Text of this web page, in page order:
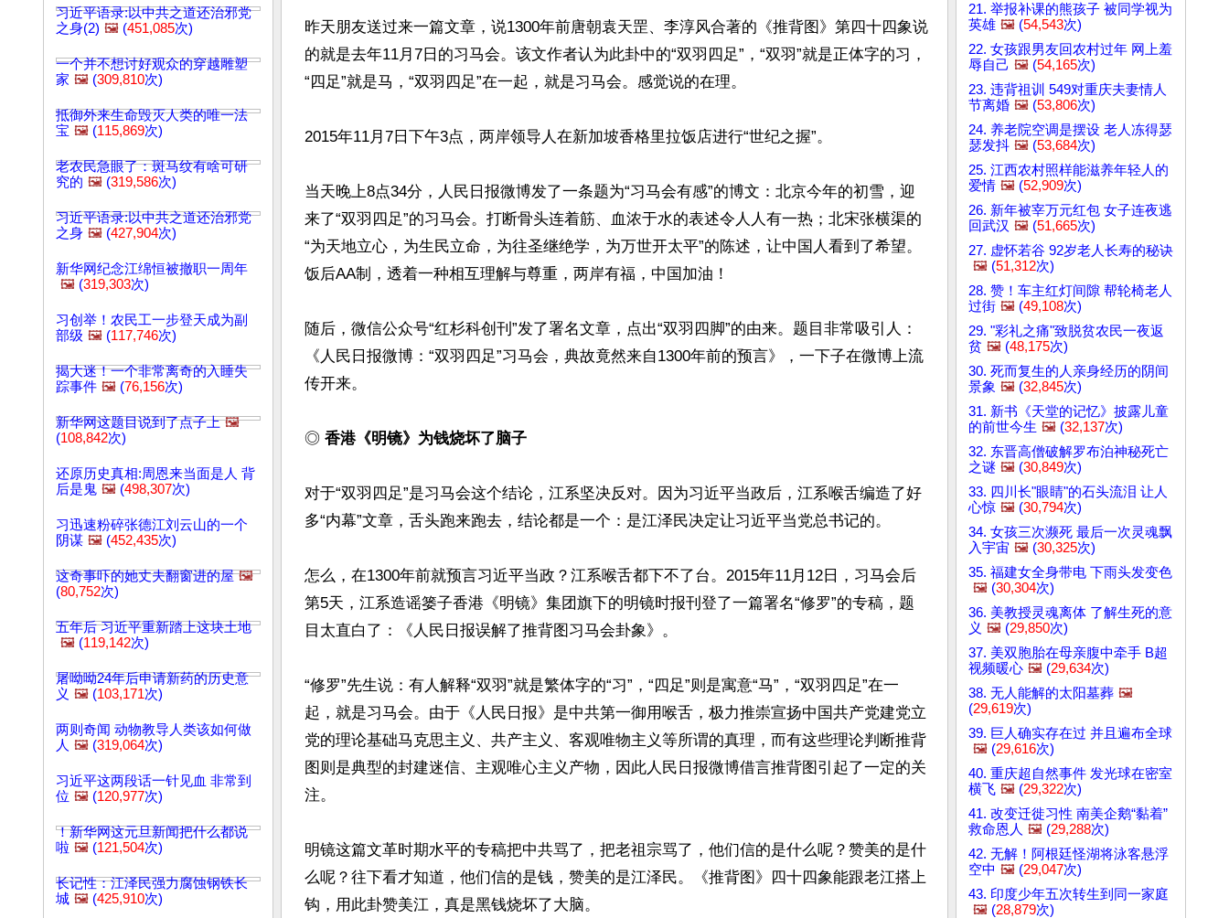
习近平语录:以中共之道还治邪党
之身(2) 🖼️ (451,085次)
一个并不想讨好观众的穿越雕塑
家 🖼️ (309,810次)
抵御外来生命毁灭人类的唯一法
宝 🖼️ (115,869次)
老农民急眼了：斑马纹有啥可研
究的 🖼️ (319,586次)
习近平语录:以中共之道还治邪党
之身 🖼️ (427,904次)
新华网纪念江绵恒被撤职一周年
🖼️ (319,303次)
习创举！农民工一步登天成为副
部级 🖼️ (117,746次)
揭大迷！一个非常离奇的入睡失
踪事件 🖼️ (76,156次)
新华网这题目说到了点子上 🖼️
(108,842次)
还原历史真相:周恩来当面是人 背
后是鬼 🖼️ (498,307次)
习迅速粉碎张德江刘云山的一个
阴谋 🖼️ (452,435次)
这奇事吓的她丈夫翻窗进的屋 🖼️
(80,752次)
五年后 习近平重新踏上这块土地
🖼️ (119,142次)
屠呦呦24年后申请新药的历史意
义 🖼️ (103,171次)
两则奇闻 动物教导人类该如何做
人 🖼️ (319,064次)
习近平这两段话一针见血 非常到
位 🖼️ (120,977次)
！新华网这元旦新闻把什么都说
啦 🖼️ (121,504次)
长记性：江泽民强力腐蚀钢铁长
城 🖼️ (425,910次)
昨天朋友送过来一篇文章，说1300年前唐朝袁天罡、李淳风合著的《推背图》第四十四象说
的就是去年11月7日的习马会。该文作者认为此卦中的“双羽四足”，“双羽”就是正体字的习，
“四足”就是马，“双羽四足”在一起，就是习马会。感觉说的在理。
2015年11月7日下午3点，两岸领导人在新加坡香格里拉饭店进行“世纪之握”。
当天晚上8点34分，人民日报微博发了一条题为“习马会有感”的博文：北京今年的初雪，迎
来了“双羽四足”的习马会。打断骨头连着筋、血浓于水的表述令人人有一热；北宋张横渠的
“为天地立心，为生民立命，为往圣继绝学，为万世开太平”的陈述，让中国人看到了希望。
饭后AA制，透着一种相互理解与尊重，两岸有福，中国加油！
随后，微信公众号“红杉科创刊”发了署名文章，点出“双羽四脚”的由来。题目非常吸引人：
《人民日报微博：“双羽四足”习马会，典故竟然来自1300年前的预言》，一下子在微博上流
传开来。
◎ 香港《明镜》为钱烧坏了脑子
对于“双羽四足”是习马会这个结论，江系坚决反对。因为习近平当政后，江系喉舌编造了好
多“内幕”文章，舌头跑来跑去，结论都是一个：是江泽民决定让习近平当党总书记的。
怎么，在1300年前就预言习近平当政？江系喉舌都下不了台。2015年11月12日，习马会后
第5天，江系造谣篓子香港《明镜》集团旗下的明镜时报刊登了一篇署名“修罗”的专稿，题
目太直白了：《人民日报误解了推背图习马会卦象》。
“修罗”先生说：有人解释“双羽”就是繁体字的“习”，“四足”则是寓意“马”，“双羽四足”在一
起，就是习马会。由于《人民日报》是中共第一御用喉舌，极力推崇宣扬中国共产党建党立
党的理论基础马克思主义、共产主义、客观唯物主义等所谓的真理，而有这些理论判断推背
图则是典型的封建迷信、主观唯心主义产物，因此人民日报微博借言推背图引起了一定的关
注。
明镜这篇文革时期水平的专稿把中共骂了，把老祖宗骂了，他们信的是什么呢？赞美的是什
么呢？往下看才知道，他们信的是钱，赞美的是江泽民。《推背图》四十四象能跟老江搭上
钩，用此卦赞美江，真是黑钱烧坏了大脑。
21. 举报补课的熊孩子 被同学视为
英雄 🖼️ (54,543次)
22. 女孩跟男友回农村过年 网上羞
辱自己 🖼️ (54,165次)
23. 违背祖训 549对重庆夫妻情人
节离婚 🖼️ (53,806次)
24. 养老院空调是摆设 老人冻得瑟
瑟发抖 🖼️ (53,684次)
25. 江西农村照样能滋养年轻人的
爱情 🖼️ (52,909次)
26. 新年被宰万元红包 女子连夜逃
回武汉 🖼️ (51,665次)
27. 虚怀若谷 92岁老人长寿的秘诀
🖼️ (51,312次)
28. 赞！车主红灯间隙 帮轮椅老人
过街 🖼️ (49,108次)
29. "彩礼之痛"致脱贫农民一夜返
贫 🖼️ (48,175次)
30. 死而复生的人亲身经历的阴间
景象 🖼️ (32,845次)
31. 新书《天堂的记忆》披露儿童
的前世今生 🖼️ (32,137次)
32. 东晋高僧破解罗布泊神秘死亡
之谜 🖼️ (30,849次)
33. 四川长"眼睛"的石头流泪 让人
心惊 🖼️ (30,794次)
34. 女孩三次濒死 最后一次灵魂飘
入宇宙 🖼️ (30,325次)
35. 福建女全身带电 下雨头发变色
🖼️ (30,304次)
36. 美教授灵魂离体 了解生死的意
义 🖼️ (29,850次)
37. 美双胞胎在母亲腹中牵手 B超
视频暖心 🖼️ (29,634次)
38. 无人能解的太阳墓葬 🖼️
(29,619次)
39. 巨人确实存在过 并且遍布全球
🖼️ (29,616次)
40. 重庆超自然事件 发光球在密室
横飞 🖼️ (29,322次)
41. 改变迁徙习性 南美企鹅“黏着”
救命恩人 🖼️ (29,288次)
42. 无解！阿根廷怪湖将泳客悬浮
空中 🖼️ (29,047次)
43. 印度少年五次转生到同一家庭
🖼️ (28,879次)